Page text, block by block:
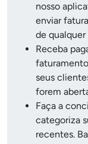
nosso
enviar
de qualquer
Receba
seus
forem
Faça a
categoriza
recentes.